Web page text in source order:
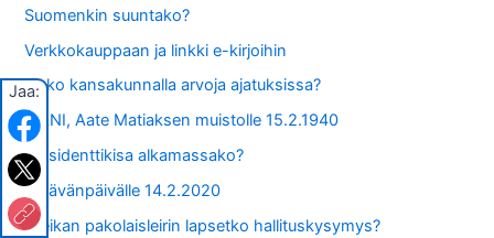
Suomenkin suuntako?
Verkkokauppaan ja linkki e-kirjoihin
Onko kansakunnalla arvoja ajatuksissa?
ISÄNI, Aate Matiaksen muistolle 15.2.1940
Presidenttikisa alkamassako?
Ystävänpäivälle 14.2.2020
Kreikan pakolaisleirin lapsetko hallituskysymys?
Jaa: